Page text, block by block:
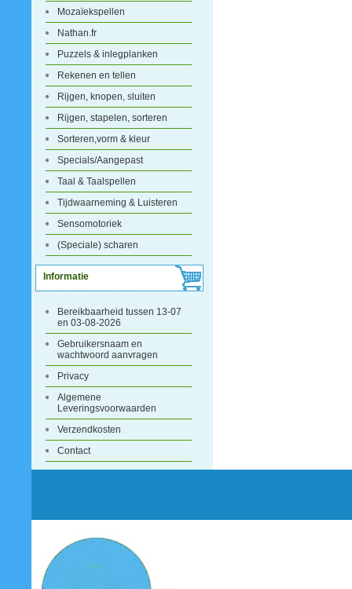
Mozaïekspellen
Nathan.fr
Puzzels & inlegplanken
Rekenen en tellen
Rijgen, knopen, sluiten
Rijgen, stapelen, sorteren
Sorteren,vorm & kleur
Specials/Aangepast
Taal & Taalspellen
Tijdwaarneming & Luisteren
Sensomotoriek
(Speciale) scharen
Informatie
Bereikbaarheid tussen 13-07
en 03-08-2026
Gebruikersnaam en
wachtwoord aanvragen
Privacy
Algemene
Leveringsvoorwaarden
Verzendkosten
Contact